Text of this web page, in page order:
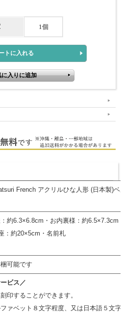
1個
French アクリルひな人形 (日本製)ベ
約6.3×6.8cm・お内裏様：約6.5×7.3cm
：約20×5cm・名前札
可能です
ビス／
印することができます。
ァベット８文字程度、又は日本語５文